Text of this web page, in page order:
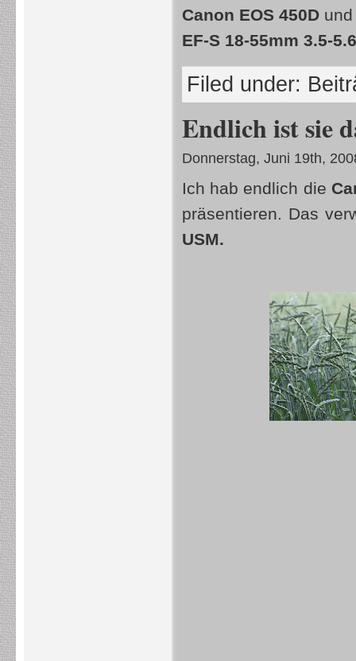
Canon EOS 450D
EF-S 18-55mm 3.5-
Filed under:
Endlich ist sie
Donnerstag, Juni 19th,
Ich hab endlich die
präsentieren. Das
USM.